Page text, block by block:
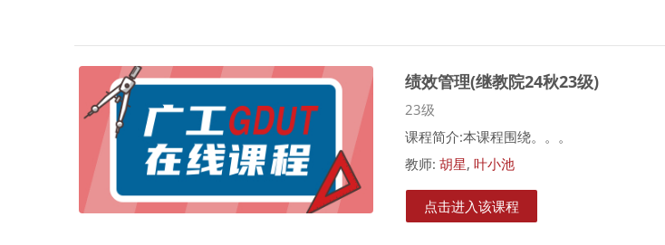
绩效管理(继教院24秋23级)
课程类别
23级
课程简介:本课程围绕。。。
教师:胡星,叶小池
点击进入该课程